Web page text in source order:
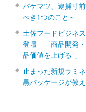
パケマツ、逮捕寸
べき1つのこと～
土佐フードビジネ
登壇 「商品開発・
品価値を上げる‐」
止まった新規ラミ
黒パッケージが教